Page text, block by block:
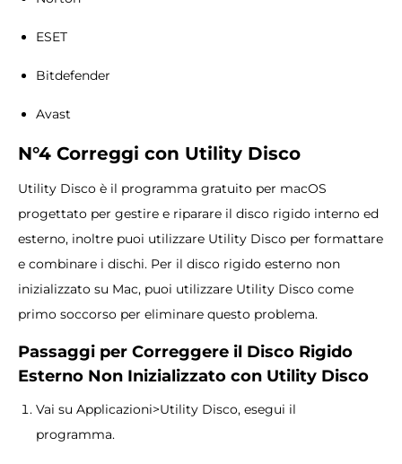
ESET
Bitdefender
Avast
N°4 Correggi con Utility Disco
Utility Disco è il programma gratuito per macOS
progettato per gestire e riparare il disco rigido interno ed
esterno, inoltre puoi utilizzare Utility Disco per formattare
e combinare i dischi. Per il disco rigido esterno non
inizializzato su Mac, puoi utilizzare Utility Disco come
primo soccorso per eliminare questo problema.
Passaggi per Correggere il Disco Rigido
Esterno Non Inizializzato con Utility Disco
Vai su Applicazioni>Utility Disco, esegui il
programma.